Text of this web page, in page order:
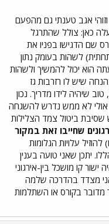
אגב טענתי גם מהפעם
כאן: צולל שהתרגל
שם הדגישו בפניו את
לשהות בעומק נתון
הוא יכול להמשיך ולשהות
שיש לו רזרבות גז
שיהיה לידו מדריך. נכון
אולי לא ממש נדרש להשגחה
ביטול צמד הצלילות
שחייבו זאת במקור
להוזיל עלויות הגלומות
יתכן שאני טועה בענין
ישור קו מושכל בין-אירגוני
מצדד בהדרכה שלמה
מדובר בקורס או השתלמות